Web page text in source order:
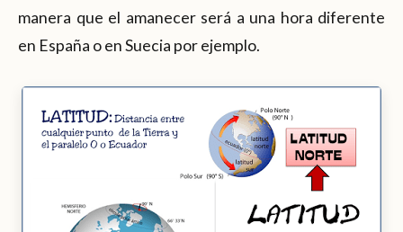
manera que el amanecer será a una hora diferente
en España o en Suecia por ejemplo.